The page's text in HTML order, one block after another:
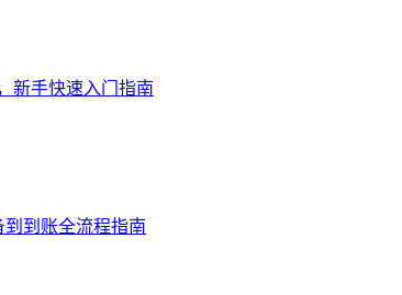
新手快速入门指南
到到账全流程指南